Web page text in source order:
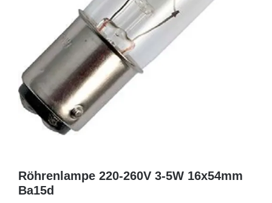
Röhrenlampe 220-260V 3-5W 16x54mm
Ba15d